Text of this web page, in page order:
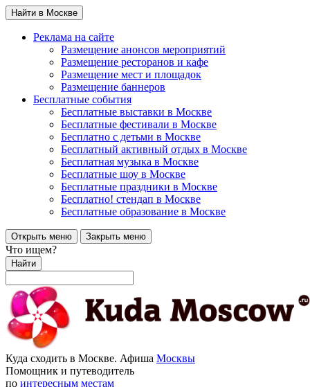
Найти в Москве
Реклама на сайте
Размещение анонсов мероприятий
Размещение ресторанов и кафе
Размещение мест и площадок
Размещение баннеров
Бесплатные события
Бесплатные выставки в Москве
Бесплатные фестивали в Москве
Бесплатно с детьми в Москве
Бесплатный активный отдых в Москве
Бесплатная музыка в Москве
Бесплатные шоу в Москве
Бесплатные праздники в Москве
Бесплатно! стендап в Москве
Бесплатные образование в Москве
Открыть меню Закрыть меню
Что ищем?
Найти
Куда сходить в Москве. Афиша Москвы
Помощник и путеводитель
по интересным местам